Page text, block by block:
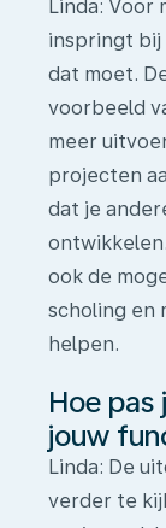
Linda: Voor
inspringt bij
dat moet.
voorbeeld
meer
projecten
dat je
ook de
scholing en
helpen.
Hoe pas
jouw
Linda: De
verder te